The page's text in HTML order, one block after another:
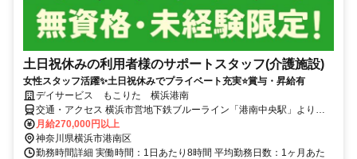
土日祝休みの利用者様のサポートスタッフ(介護施設)
女性スタッフ活躍✨土日祝休みでプライベート充実⭐賞与・昇給有
デイサービス もこりた 横浜港南
交通・アクセス 横浜市営地下鉄ブルーライン「港南中央駅」より徒
歩10分 ★車通勤OK
月給270,000円以上
神奈川県横浜市港南区
勤務時間詳細 実働時間：1日あたり8時間 平均勤務日数：1ヶ月あた